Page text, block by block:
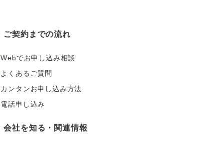
ご契約までの流れ
Webでお申し込み相談
よくあるご質問
カンタンお申し込み方法
電話申し込み
会社を知る・関連情報